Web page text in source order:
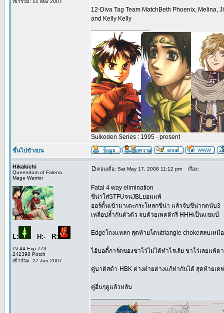
เข้าร่วม: 11 Mar 2007
12-Diva Tag Team MatchBeth Phoenix, Melina,
and Kelly Kelly
Suikoden Series : 1995 - present
ขึ้นไปข้างบน
Hikakichi
Queendom of Falena
Mage Warrior
L: H:- R:
LV.44 Exp 773
242398 Potch
เข้าร่วม: 27 Jun 2007
ตอบเมื่อ: Sat May 17, 2008 11:12 pm เรื่อง:
Fatal 4 way elimination
ซีน่าใส่STFUจนJBLยอมแพ้
ออร์ตั้นเข้ามาเตะกระโหลกซีน่า แล้วจับซีน่ากดนับ3
เหลือปล้ำกันตัวตัว จบด้วยเพดดิกรี HHHเป็นแชมป์
Edgeโกงแหลก สุดท้ายโดนtriangle chokeสลบเหมื
ไอ้บอดี้การ์ดของชาโว่ไม่ได้ทำไรเล้ย ชาโว่เลยแพ้ต
คู่บาติสต้า-HBK ต่างฝ่ายต่างแก้ท่ากันได้ สุดท้ายเ
คู่อื่นๆดูแล้วหลับ